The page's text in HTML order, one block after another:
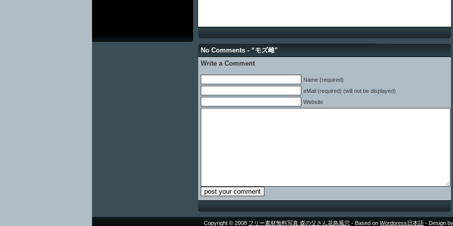
No Comments - “モズ雌”
Write a Comment
Name (required)
eMail (required) (will not be displayed)
Website
Copyright © 2008 フリー素材無料写真 森の父さん花鳥風穴 - Based on Wordpress日本語 - Design by